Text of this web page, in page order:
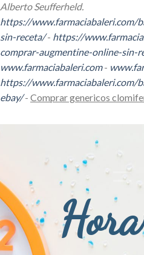
Alberto Seufferheld.
https://www.farmaciabaleri.com/
sin-receta/- https://
comprar-augmentine-online-sin-
www.farmaciabaleri.com-
https://www.farmaciabaleri.com/
ebay/- Comprar genericos